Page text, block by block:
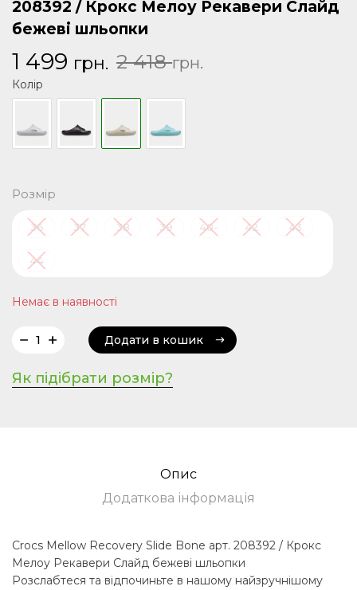
208392 / Крокс Мелоу Рекавери Слайд
бежеві шльопки
2 418грн.
Оригінальна
ціна:
418 грн..
1 499 грн.
Поточна
ціна:
499 грн..
Колір
Розмір
36 37 38 39
40-
42 43
44
Немає в наявності
Додати в кошик
Додати в кошик
Як підібрати розмір?
Опис
Додаткова інформація
Crocs Mellow Recovery Slide Bone арт. 208392 / Крокс
Мелоу Рекавери Слайд бежеві шльопки
Розслабтеся та відпочиньте в нашому найзручнішому